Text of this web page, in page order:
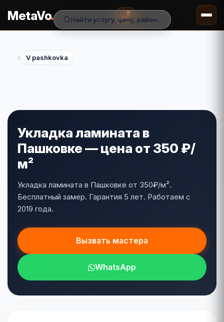
MetaVo.
› V pashkovka
Укладка ламината в
Пашковке — цена от 350 ₽/
м²
Укладка ламината в Пашковке от 350₽/м².
Бесплатный замер. Гарантия 5 лет. Работаем с
2019 года.
Вызвать мастера
WhatsApp
Найти услугу, цену, район...